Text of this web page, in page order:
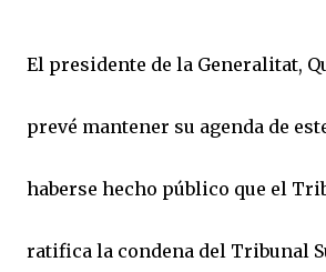
El presidente de la Generalitat,
prevé mantener su agenda de
haberse hecho público que el
ratifica la condena del Tribunal